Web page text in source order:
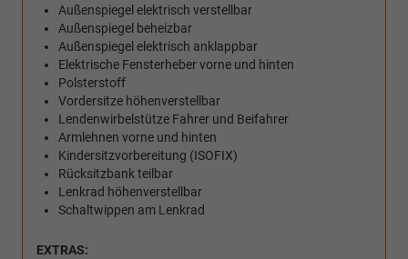
Außenspiegel elektrisch verstellbar
Außenspiegel beheizbar
Außenspiegel elektrisch anklappbar
Elektrische Fensterheber vorne und hinten
Polsterstoff
Vordersitze höhenverstellbar
Lendenwirbelstütze Fahrer und Beifahrer
Armlehnen vorne und hinten
Kindersitzvorbereitung (ISOFIX)
Rücksitzbank teilbar
Lenkrad höhenverstellbar
Schaltwippen am Lenkrad
EXTRAS: